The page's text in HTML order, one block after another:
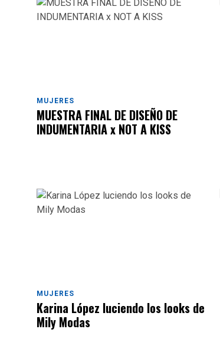
MUJERES
MUESTRA FINAL DE DISEÑO DE
INDUMENTARIA x NOT A KISS
MUJERES
Karina López luciendo los looks de
Mily Modas